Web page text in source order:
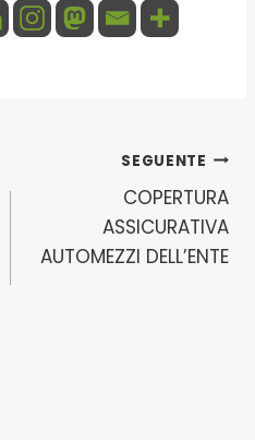
SEGUENTE
COPERTURA
ASSICURATIVA
AUTOMEZZI DELL’ENTE